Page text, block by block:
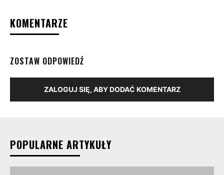
KOMENTARZE
ZOSTAW ODPOWIEDŹ
ZALOGUJ SIĘ, ABY DODAĆ KOMENTARZ
POPULARNE ARTYKUŁY